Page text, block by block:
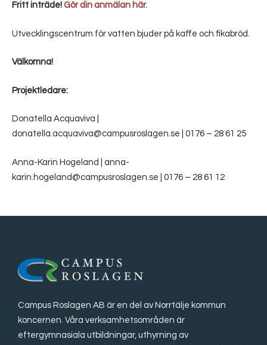
Fritt inträde! Gör din anmälan här.
Utvecklingscentrum för vatten bjuder på kaffe och fikabröd.
Välkomna!
Projektledare:
Donatella Acquaviva |
donatella.acquaviva@campusroslagen.se | 0176 – 28 61 25
Anna-Karin Hogeland | anna-
karin.hogeland@campusroslagen.se | 0176 – 28 61 12
Campus Roslagen AB är en del av Norrtälje kommun
koncernen. Våra verksamhetsområden är
eftergymnasiala utbildningar, uthyrning av